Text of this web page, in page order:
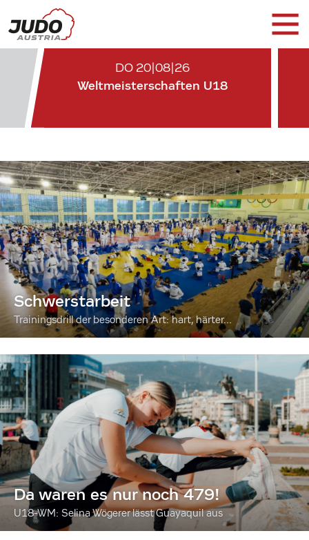
DO 20|08|26
Weltmeisterschaften U18
Schwerstarbeit
Trainingsdrill der besonderen Art: hart, härter...
Da waren es nur noch 479!
U18-WM: Selina Wögerer lässt Guayaquil aus